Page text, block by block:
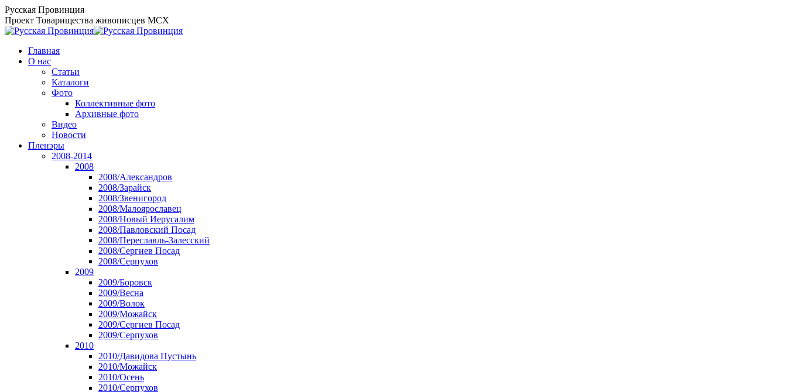
Перейти
к
содержанию
Русская Провинция
Проект Товарищества живописцев МСХ
Главная
О нас
Статьи
Каталоги
Фото
Коллективные фото
Архивные фото
Видео
Новости
Пленэры
2008-2014
2008
2008/Александров
2008/Зарайск
2008/Звенигород
2008/Малоярославец
2008/Новый Иерусалим
2008/Павловский Посад
2008/Переславль-Залесский
2008/Сергиев Посад
2008/Серпухов
2009
2009/Боровск
2009/Весна
2009/Волок
2009/Можайск
2009/Сергиев Посад
2009/Серпухов
2010
2010/Давидова Пустынь
2010/Можайск
2010/Осень
2010/Серпухов